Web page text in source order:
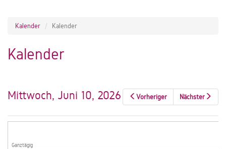
Kalender Kalender
Kalender
Vorheriger Nächster
Mittwoch, Juni 10, 2026
Ganztägig